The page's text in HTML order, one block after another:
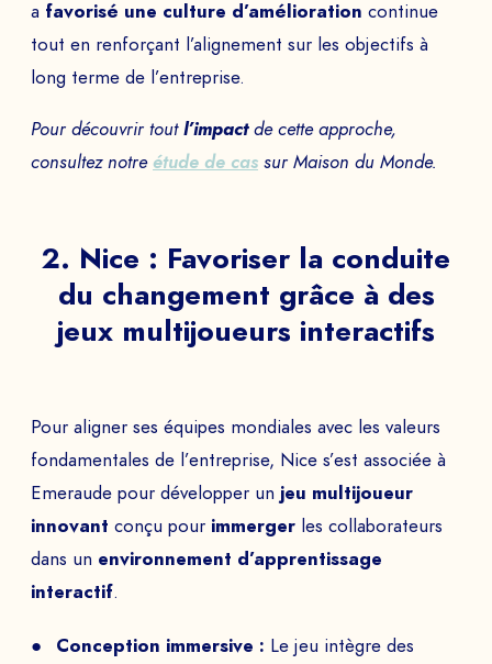
a favorisé une culture d’amélioration continue
tout en renforçant l’alignement sur les objectifs à
long terme de l’entreprise.
Pour découvrir toutl’impactde cette approche,
consultez notre étude de cas sur Maison du Monde.
2. Nice : Favoriser la conduite
du changement grâce à des
jeux multijoueurs interactifs
Pour aligner ses équipes mondiales avec les valeurs
fondamentales de l’entreprise, Nice s’est associée à
Emeraude pour développer un jeu multijoueur
innovant conçu pour immerger les collaborateurs
dans un environnement d’apprentissage
interactif.
Conception immersive : Le jeu intègre des